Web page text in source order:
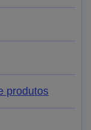
produtos